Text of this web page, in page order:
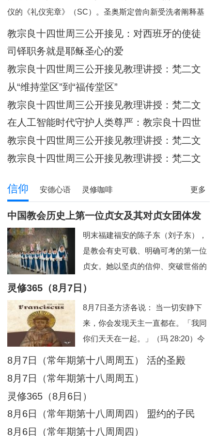
们的面容刻在祂的掌心上（参阅：依
四十九 16），祂对我们的爱，比母亲
对子女的爱更为
仪的《礼仪宪章》（SC）。圣奥斯定曾向新受洗者阐释基
督身体的奥迹，他引用了我们刚刚听到的圣保禄的这句经
12:27）他继而说道：“你们所领受的，正是属
教宗良十四世周三公开接见：​对西班牙的使徒
牧灵访问的反省
司铎职务就是耶稣圣心的爱
教宗良十四世周三公开接见教理讲授：梵二文
献 III：《礼仪宪章》
从“维持堂区”到“福传堂区”
教宗良十四世周三公开接见教理讲授：梵二文
献 III：《礼仪宪章》
在人工智能时代守护人类尊严：教宗良十四世
首封通谕《伟大的人类》预先品尝
教宗良十四世周三公开接见教理讲授：梵二文
献 III：《礼仪宪章》
教宗良十四世周三公开接见教理讲授：梵二文
更多
信仰 安德心语 灵修咖啡
圣方济各的足迹 记忆之窗 解读人生
信仰分享
青年之友
青葱岁月 信仰见证
中国教会历史上第一位贞女及其对贞女团体发
展的深远影响
明末福建福安的陈子东（刘子东），
是教会有史可载、明确可考的第一位
贞女。她以坚贞的信仰、突破世俗的
花”。其个人圣德与榜样力量，直接催
生、推动、规范了我国本土贞女群体
数百年的发展脉络。一、中华首位贞
女：陈子东完整生平陈子东（1627—
1665），
灵修365（8月7日）
8月7日圣方济各说： 当一切安静下
来，你会发现天主一直都在。「我同
你们天天在一起。」（玛 28:20）今
日行动：安息在这份临在中。祈祷：
方济各说：当灵魂不再抓紧自己，天
主便成了她唯一的依靠。「把你的一
切挂虑都托给他，因为他必眷顾你
们。」（伯前 5:7）今日行动：把一
8月7日（常年期第十八周周五） 活的圣殿
8月7日（常年期第十八周周五）
灵修365（8月6日）
8月6日（常年期第十八周周四） 盟约的子民
8月6日（常年期第十八周周四）